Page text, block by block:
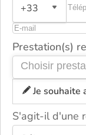
+33
Prestation(s)
Je souhaite
S'agit-il d'une